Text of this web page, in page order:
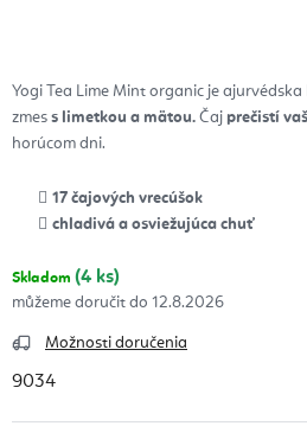
Yogi Tea Lime Mint organic je
zmes s limetkou a mätou. Čaj prečistí
horúcom dni.
17 čajových vrecúšok
chladivá a osviežujúca chuť
Skladom (4 ks)
12.8.2026
Možnosti doručenia
9034